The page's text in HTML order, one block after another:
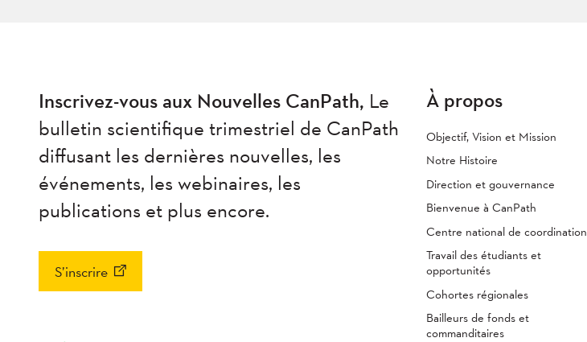
Inscrivez-vous aux Nouvelles CanPath, Le
bulletin scientifique trimestriel de CanPath
diffusant les dernières nouvelles, les
événements, les webinaires, les
publications et plus encore.
S’inscrire
À propos
Objectif, Vision et Mission
Notre Histoire
Direction et gouvernance
Bienvenue à CanPath
Centre national de coordination
Travail des étudiants et
opportunités
Cohortes régionales
Bailleurs de fonds et
commanditaires